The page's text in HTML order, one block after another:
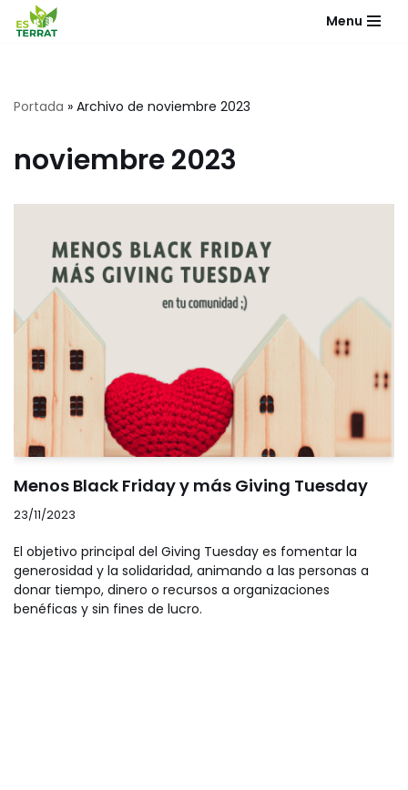
Menu
Portada » Archivo de noviembre 2023
noviembre 2023
Menos Black Friday y más Giving Tuesday
23/11/2023
El objetivo principal del Giving Tuesday es fomentar la
generosidad y la solidaridad, animando a las personas a
donar tiempo, dinero o recursos a organizaciones
benéficas y sin fines de lucro.